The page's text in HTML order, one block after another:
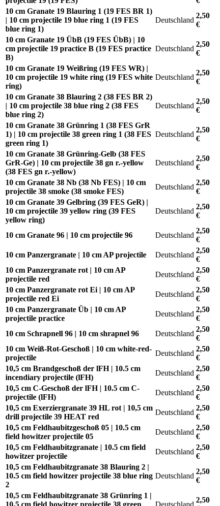
10 cm Granate 19 Blauring 1 (19 FES BR 1)
| 10 cm projectile 19 blue ring 1 (19 FES
blue ring 1)
Deutschland
2,50
€
10 cm Granate 19 ÜbB (19 FES ÜbB) | 10
cm projectile 19 practice B (19 FES practice
B)
Deutschland
2,50
€
10 cm Granate 19 Weißring (19 FES WR) |
10 cm projectile 19 white ring (19 FES white
ring)
Deutschland
2,50
€
10 cm Granate 38 Blauring 2 (38 FES BR 2)
| 10 cm projectile 38 blue ring 2 (38 FES
blue ring 2)
Deutschland
2,50
€
10 cm Granate 38 Grünring 1 (38 FES GrR
1) | 10 cm projectile 38 green ring 1 (38 FES
green ring 1)
Deutschland
2,50
€
10 cm Granate 38 Grünring-Gelb (38 FES
GrR-Ge) | 10 cm projectile 38 gn r.-yellow
(38 FES gn r.-yellow)
Deutschland
2,50
€
10 cm Granate 38 Nb (38 Nb FES) | 10 cm
projectile 38 smoke (38 smoke FES)
Deutschland
2,50
€
10 cm Granate 39 Gelbring (39 FES GeR) |
10 cm projectile 39 yellow ring (39 FES
yellow ring)
Deutschland
2,50
€
10 cm Granate 96 | 10 cm projectile 96 Deutschland
2,50
€
10 cm Panzergranate | 10 cm AP projectile
Deutschland
2,50
€
10 cm Panzergranate rot | 10 cm AP
projectile red
Deutschland
2,50
€
10 cm Panzergranate rot Ei | 10 cm AP
projectile red Ei
Deutschland
2,50
€
10 cm Panzergranate Üb | 10 cm AP
projectile practice
Deutschland
2,50
€
10 cm Schrapnell 96 | 10 cm shrapnel 96
Deutschland
2,50
€
10 cm Weiß-Rot-Geschoß | 10 cm white-red-
projectile
Deutschland
2,50
€
10,5 cm Brandgeschoß der lFH | 10.5 cm
incendiary projectile (lFH)
Deutschland
2,50
€
10,5 cm C-Geschoß der lFH | 10.5 cm C-
projectile (lFH)
Deutschland
2,50
€
10,5 cm Exerziergranate 39 HL rot | 10,5 cm
drill projectile 39 HEAT red
Deutschland
2,50
€
10,5 cm Feldhaubitzgeschoß 05 | 10.5 cm
field howitzer projectile 05
Deutschland
2,50
€
10,5 cm Feldhaubitzgranate | 10.5 cm field
howitzer projectile
Deutschland
2,50
€
10,5 cm Feldhaubitzgranate 38 Blauring 2 |
10.5 cm field howitzer projectile 38 blue ring
2
Deutschland
2,50
€
10,5 cm Feldhaubitzgranate 38 Grünring 1 |
10.5 cm field howitzer projectile 38 green
Deutschland
2,50